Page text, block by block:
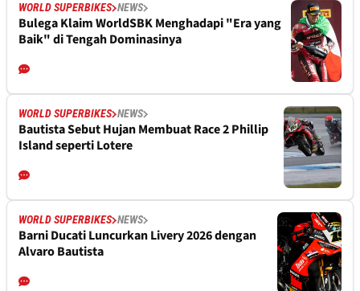
WORLD SUPERBIKES NEWS
Bulega Klaim WorldSBK Menghadapi "Era yang
Baik" di Tengah Dominasinya
WORLD SUPERBIKES NEWS
Bautista Sebut Hujan Membuat Race 2 Phillip
Island seperti Lotere
WORLD SUPERBIKES NEWS
Barni Ducati Luncurkan Livery 2026 dengan
Alvaro Bautista